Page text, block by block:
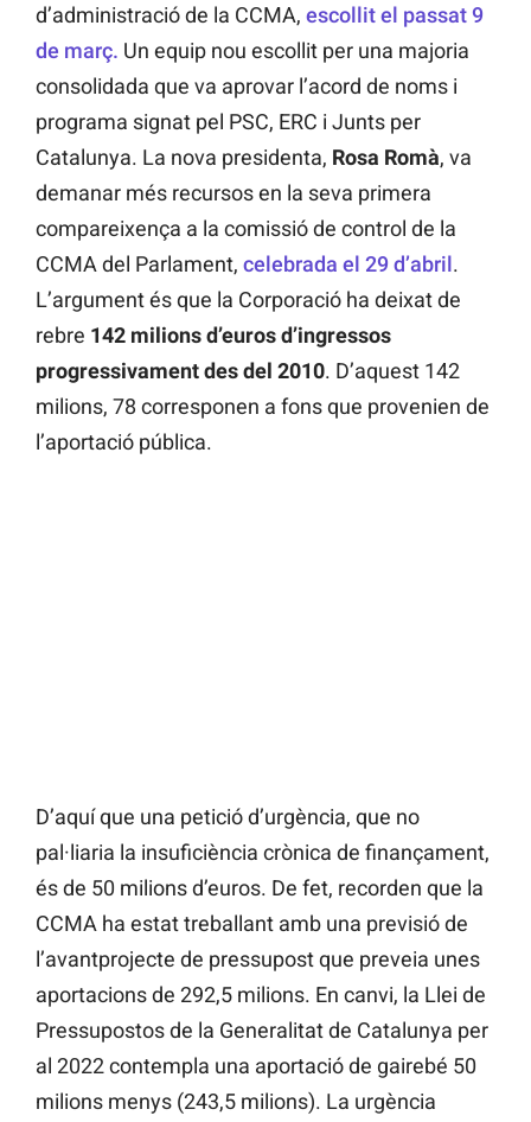
d’administració de la CCMA, escollit el passat 9
de març. Un equip nou escollit per una majoria
consolidada que va aprovar l’acord de noms i
programa signat pel PSC, ERC i Junts per
Catalunya. La nova presidenta, Rosa Romà, va
demanar més recursos en la seva primera
compareixença a la comissió de control de la
CCMA del Parlament, celebrada el 29 d’abril.
L’argument és que la Corporació ha deixat de
rebre 142 milions d’euros d’ingressos
progressivament des del 2010. D’aquest 142
milions, 78 corresponen a fons que provenien de
l’aportació pública.
D’aquí que una petició d’urgència, que no
pal·liaria la insuficiència crònica de finançament,
és de 50 milions d’euros. De fet, recorden que la
CCMA ha estat treballant amb una previsió de
l’avantprojecte de pressupost que preveia unes
aportacions de 292,5 milions. En canvi, la Llei de
Pressupostos de la Generalitat de Catalunya per
al 2022 contempla una aportació de gairebé 50
milions menys (243,5 milions). La urgència